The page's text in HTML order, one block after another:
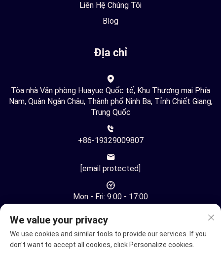
Liên Hệ Chúng Tôi
Blog
Địa chỉ
Tòa nhà Văn phòng Huayue Quốc tế, Khu Thương mại Phía
Nam, Quận Ngân Châu, Thành phố Ninh Ba, Tỉnh Chiết Giang,
Trung Quốc
+86-19329009807
[email protected]
Mon - Fri: 9:00 - 17:00
We value your privacy
We use cookies and similar tools to provide our services. If you
don't want to accept all cookies, click Personalize cookies.